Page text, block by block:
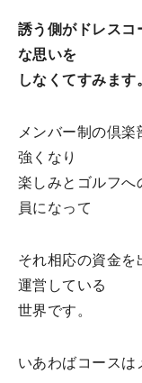
誘う側がドレスコ
な思いを
しなくてすみます
メンバー制の倶
強くなり
楽しみとゴルフへ
員になって
それ相応の資金を
運営している
世界です。
いあわばコースは